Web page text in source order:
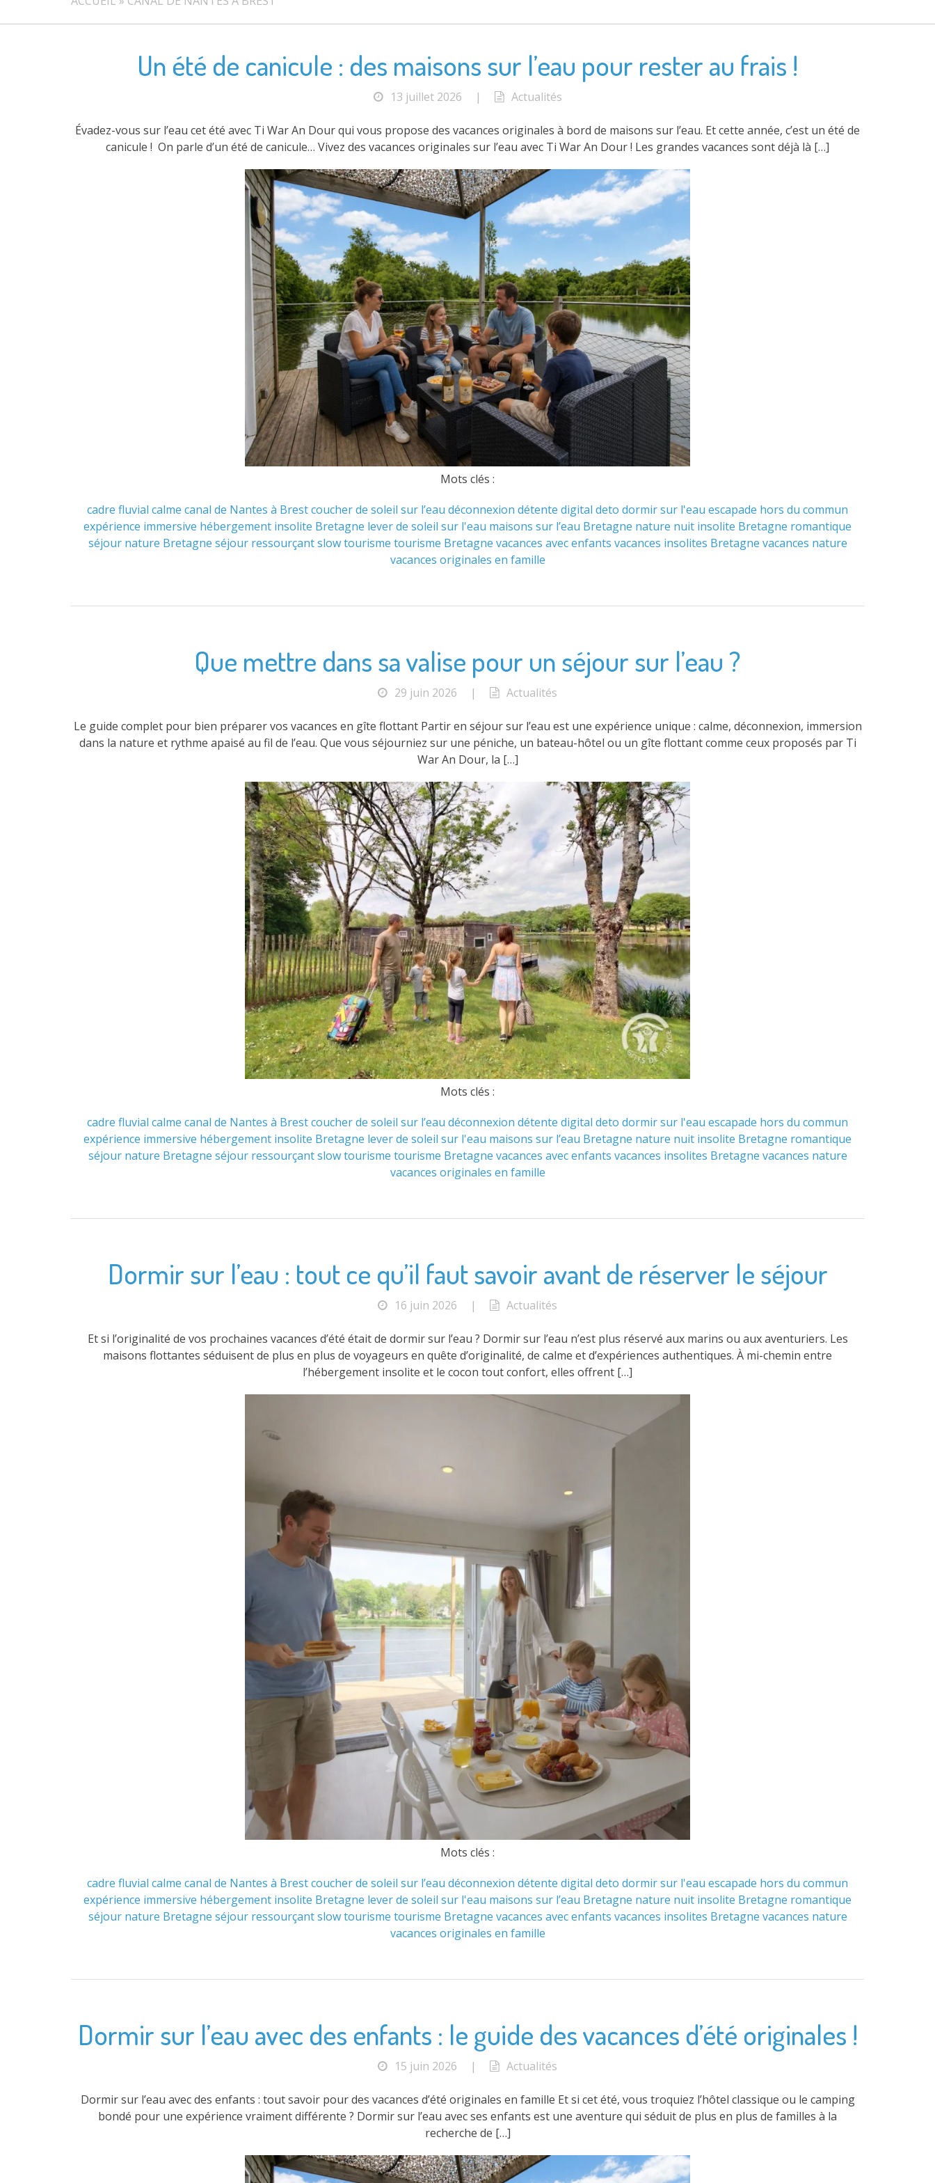
Un été de canicule : des maisons sur l’eau pour rester au frais !
13 juillet 2026 | Actualités
Évadez-vous sur l’eau cet été avec Ti War An Dour qui vous propose des vacances originales à bord de maisons sur l’eau. Et cette année, c’est un été de
canicule ! On parle d’un été de canicule… Vivez des vacances originales sur l’eau avec Ti War An Dour ! Les grandes vacances sont déjà là […]
Mots clés :
cadre fluvial calme canal de Nantes à Brestcoucher de soleil sur l’eau déconnexion détente digital deto dormir sur l'eau escapade hors du commun
expérience immersive hébergement insolite Bretagne lever de soleil sur l'eau maisons sur l’eau Bretagne nature nuit insolite Bretagne romantique
séjour nature Bretagne séjour ressourçant slow tourisme tourisme Bretagne vacances avec enfants vacances insolites Bretagne vacances nature
vacances originales en famille
Que mettre dans sa valise pour un séjour sur l’eau ?
29 juin 2026 | Actualités
Le guide complet pour bien préparer vos vacances en gîte flottant Partir en séjour sur l’eau est une expérience unique : calme, déconnexion, immersion
dans la nature et rythme apaisé au fil de l’eau. Que vous séjourniez sur une péniche, un bateau-hôtel ou un gîte flottant comme ceux proposés par Ti
War An Dour, la […]
Mots clés :
cadre fluvial calme canal de Nantes à Brestcoucher de soleil sur l’eau déconnexion détente digital deto dormir sur l'eau escapade hors du commun
expérience immersive hébergement insolite Bretagne lever de soleil sur l'eau maisons sur l’eau Bretagne nature nuit insolite Bretagne romantique
séjour nature Bretagne séjour ressourçant slow tourisme tourisme Bretagne vacances avec enfants vacances insolites Bretagne vacances nature
vacances originales en famille
Dormir sur l’eau : tout ce qu’il faut savoir avant de réserver le séjour
16 juin 2026 | Actualités
Et si l’originalité de vos prochaines vacances d’été était de dormir sur l’eau ? Dormir sur l’eau n’est plus réservé aux marins ou aux aventuriers. Les
maisons flottantes séduisent de plus en plus de voyageurs en quête d’originalité, de calme et d’expériences authentiques. À mi-chemin entre
l’hébergement insolite et le cocon tout confort, elles offrent […]
Mots clés :
cadre fluvial calme canal de Nantes à Brestcoucher de soleil sur l’eau déconnexion détente digital deto dormir sur l'eau escapade hors du commun
expérience immersive hébergement insolite Bretagne lever de soleil sur l'eau maisons sur l’eau Bretagne nature nuit insolite Bretagne romantique
séjour nature Bretagne séjour ressourçant slow tourisme tourisme Bretagne vacances avec enfants vacances insolites Bretagne vacances nature
vacances originales en famille
Dormir sur l’eau avec des enfants : le guide des vacances d’été originales !
15 juin 2026 | Actualités
Dormir sur l’eau avec des enfants : tout savoir pour des vacances d’été originales en famille Et si cet été, vous troquiez l’hôtel classique ou le camping
bondé pour une expérience vraiment différente ? Dormir sur l’eau avec ses enfants est une aventure qui séduit de plus en plus de familles à la
recherche de […]